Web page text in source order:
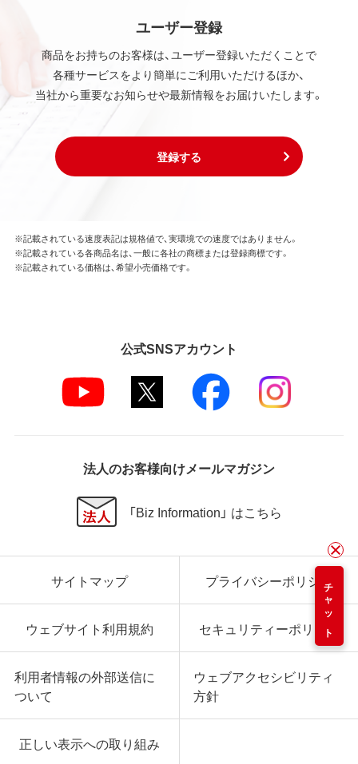
ユーザー登録
商品をお持ちのお客様は、ユーザー登録いただくことで
各種サービスをより簡単にご利用いただけるほか、
当社から重要なお知らせや最新情報をお届けいたします。
登録する
チャット
※記載されている速度表記は規格値で、実環境での速度ではありません。
※記載されている各商品名は、一般に各社の商標または登録商標です。
※記載されている価格は、希望小売価格です。
公式SNSアカウント
法人のお客様向けメールマガジン
「Biz Information」 はこちら
サイトマップ プライバシーポリシー
ウェブサイト利用規約 セキュリティーポリシー
利用者情報の外部送信に
ついて
ウェブアクセシビリティ
方針
正しい表示への取り組み